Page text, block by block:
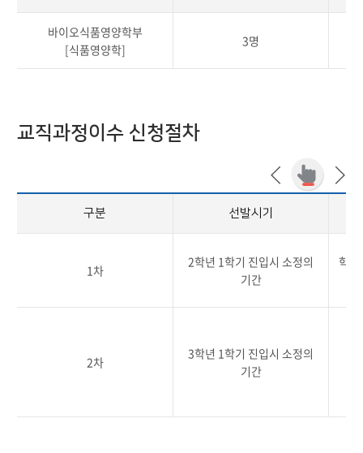
바이오식품영양학부
[식품영양학]
3명
교직과정이수 신청절차
구분 선발시기
1차
2학년 1학기 진입시 소정의
기간
학부
2차
3학년 1학기 진입시 소정의
기간